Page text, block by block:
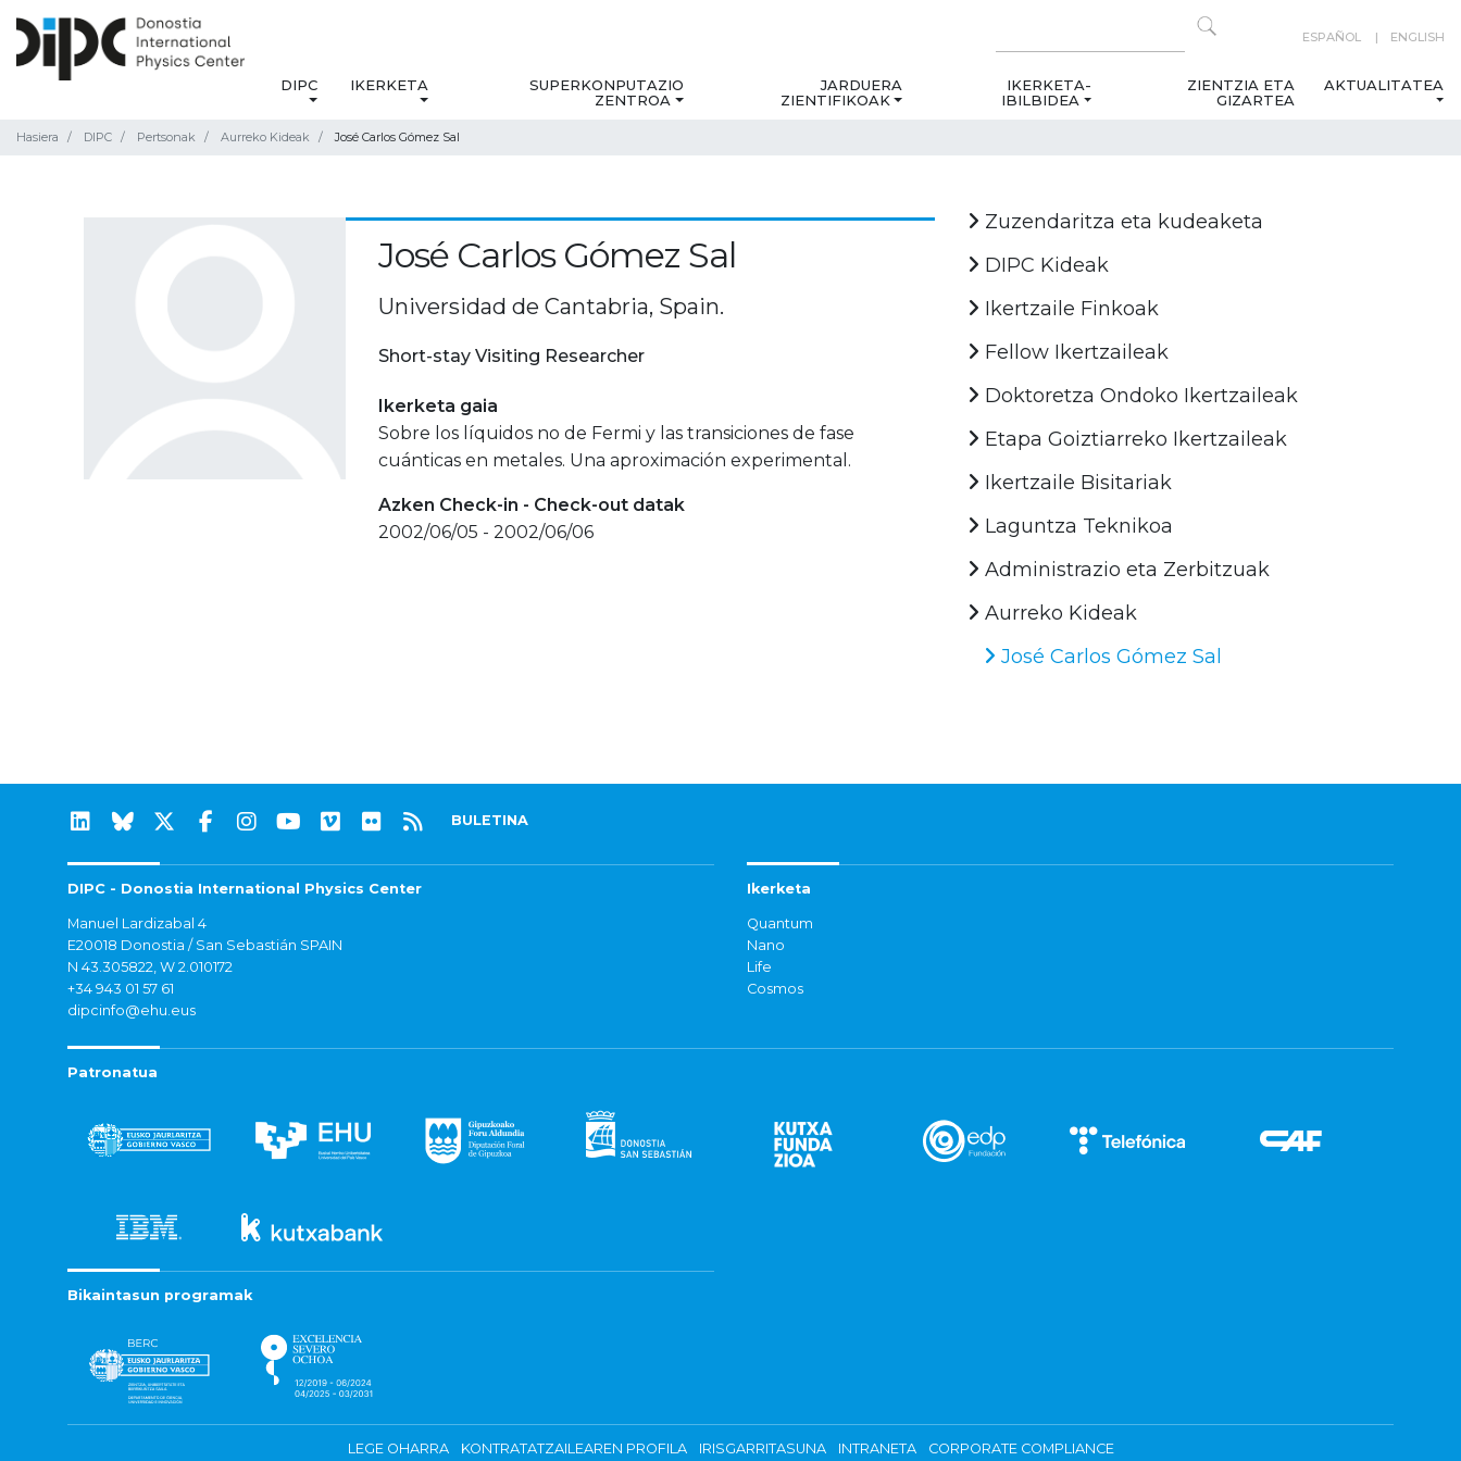
ESPAÑOL ENGLISH
DIPC IKERKETA
SUPERKONPUTAZIO
ZENTROA
JARDUERA
ZIENTIFIKOAK
IKERKETA-
IBILBIDEA
ZIENTZIA ETA
GIZARTEA
AKTUALITATEA
Hasiera DIPC Pertsonak Aurreko Kideak José Carlos Gómez Sal
José Carlos Gómez Sal
Universidad de Cantabria, Spain.
Short-stay Visiting Researcher
Ikerketa gaia
Sobre los líquidos no de Fermi y las transiciones de fase
cuánticas en metales. Una aproximación experimental.
Azken Check-in - Check-out datak
2002/06/05 - 2002/06/06
Zuzendaritza eta kudeaketa
DIPC Kideak
Ikertzaile Finkoak
Fellow Ikertzaileak
Doktoretza Ondoko Ikertzaileak
Etapa Goiztiarreko Ikertzaileak
Ikertzaile Bisitariak
Laguntza Teknikoa
Administrazio eta Zerbitzuak
Aurreko Kideak
José Carlos Gómez Sal
BULETINA
DIPC - Donostia International Physics Center
Manuel Lardizabal 4
E20018 Donostia / San Sebastián SPAIN
N 43.305822, W 2.010172
+34 943 01 57 61
dipcinfo@ehu.eus
Ikerketa
Quantum
Nano
Life
Cosmos
Patronatua
Bikaintasun programak
LEGE OHARRA KONTRATATZAILEAREN PROFILA IRISGARRITASUNA INTRANETA CORPORATE COMPLIANCE